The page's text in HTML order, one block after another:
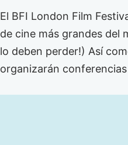
El BFI London Film
de cine más grandes del
lo deben perder!) Así
organizarán